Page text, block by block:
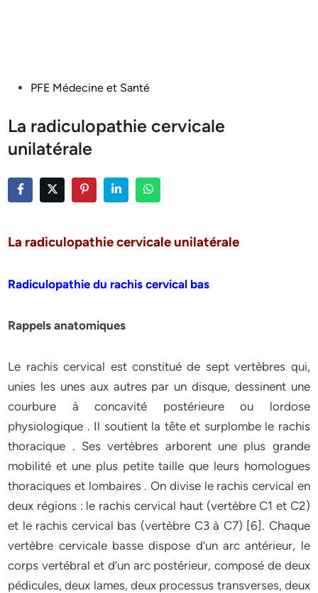
PostedPFE Médecine et Santé
La radiculopathie cervicale
unilatérale
La radiculopathie cervicale unilatérale
Radiculopathie du rachis cervical bas
Rappels anatomiques
Le rachis cervical est constitué de sept vertèbres qui,
unies les unes aux autres par un disque, dessinent une
courbure à concavité postérieure ou lordose
physiologique . Il soutient la tête et surplombe le rachis
thoracique . Ses vertèbres arborent une plus grande
mobilité et une plus petite taille que leurs homologues
thoraciques et lombaires . On divise le rachis cervical en
deux régions : le rachis cervical haut (vertèbre C1 et C2)
et le rachis cervical bas (vertèbre C3 à C7) [6]. Chaque
vertèbre cervicale basse dispose d’un arc antérieur, le
corps vertébral et d’un arc postérieur, composé de deux
pédicules, deux lames, deux processus transverses, deux